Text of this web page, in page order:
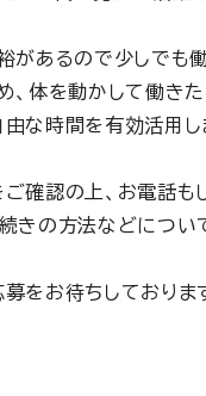
があるので少しでも
、体を動かして働き
な時間を有効活用し
確認の上、お電話も
きの方法などについ
をお待ちしておりま